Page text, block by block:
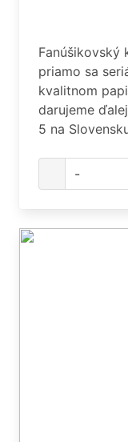
Fanúšikovský
priamo sa
kvalitnom
darujeme
5 na